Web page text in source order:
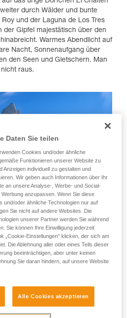
durch Wälder und bunte
und der Laguna de Los Tres
der Gipfel majestätisch über den
Warmes Abendlicht auf
Nacht, Sonnenaufgang über
den Seen und Gletschern. Man
raus.
einsamen Strand im
letzten Jahren immer mehr
noch ein wildes Naturjuwel.
zu entdecken, in der die
man so unterschiedliche
Daten Sie teilen
Cookies und/oder ähnliche
Funktionieren unserer Website zu
Anzeigen individuell zu gestalten und
Wir geben auch Informationen über Ihr
an unsere Analyse-, Werbe- und Social-
anzupassen. Wenn Sie diese
und/oder ähnliche Technologien nur auf
Sie nicht auf andere Websites. Die
unserer Partner werden Sie während
Sie können Ihre Einwilligung jederzeit
„Cookie-Einstellungen“ klicken, der sich am
Die Ablehnung aller oder eines Teils dieser
beeinträchtigen, aber unter keinen
Sie daran hindern, auf unsere Website
Alle Cookies akzeptieren